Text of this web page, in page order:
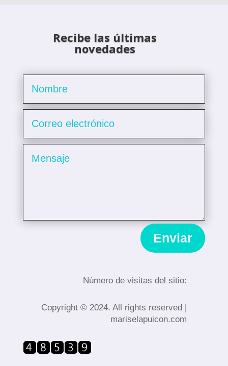
Recibe las últimas
novedades
Enviar
Número de visitas del sitio:
Copyright © 2024. All rights reserved |
mariselapuicon.com